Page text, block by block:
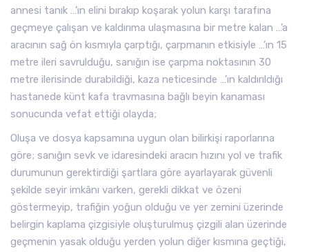
annesi tanık …’ın elini bırakıp koşarak yolun karşı tarafına
geçmeye çalışan ve kaldırıma ulaşmasına bir metre kalan …’a
aracının sağ ön kısmıyla çarptığı, çarpmanın etkisiyle …’ın 15
metre ileri savrulduğu, sanığın ise çarpma noktasının 30
metre ilerisinde durabildiği, kaza neticesinde …’ın kaldırıldığı
hastanede künt kafa travmasına bağlı beyin kanaması
sonucunda vefat ettiği olayda;
Oluşa ve dosya kapsamına uygun olan bilirkişi raporlarına
göre; sanığın sevk ve idaresindeki aracın hızını yol ve trafik
durumunun gerektirdiği şartlara göre ayarlayarak güvenli
şekilde seyir imkânı varken, gerekli dikkat ve özeni
göstermeyip, trafiğin yoğun olduğu ve yer zemini üzerinde
belirgin kaplama çizgisiyle oluşturulmuş çizgili alan üzerinde
geçmenin yasak olduğu yerden yolun diğer kısmına geçtiği,